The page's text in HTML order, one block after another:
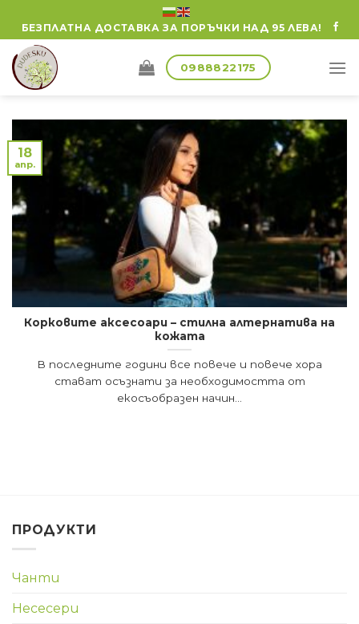
content
БЕЗПЛАТНА ДОСТАВКА ЗА ПОРЪЧКИ НАД 95 ЛЕВА!
0988822175
Корковите аксесоари – стилна алтернатива на
кожата
В последните години все повече и повече хора
стават осъзнати за необходимостта от
екосъобразен начин...
18
апр.
ПРОДУКТИ
Чанти
Несесери